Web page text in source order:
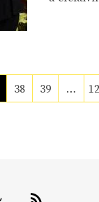
38 39 …